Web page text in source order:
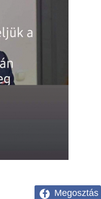
Megosztás